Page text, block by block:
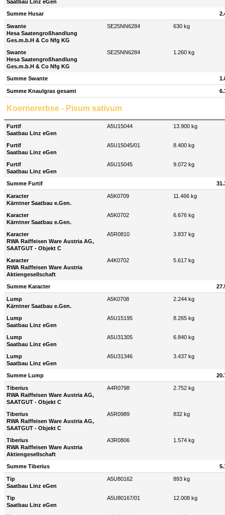
Saatbau Linz eGen
Summe Husar
Swante
Hesa Saatengroßhandlung
Ges.m.b.H & Co Nfg KG
SE25NN6284 630 kg
Swante
Hesa Saatengroßhandlung
Ges.m.b.H & Co Nfg KG
SE25NN6284 1.260 kg
Summe Swante
Summe Knaulgras gesamt
Koernererbse - Pisum sativum
Furtif
Saatbau Linz eGen
A5U15044 13.900 kg
Furtif
Saatbau Linz eGen
A5U15045/01 8.400 kg
Furtif
Saatbau Linz eGen
A5U15045 9.072 kg
Summe Furtif
Karacter
Kärntner Saatbau e.Gen.
A5K0709 11.466 kg
Karacter
Kärntner Saatbau e.Gen.
A5K0702 6.676 kg
Karacter
RWA Raiffeisen Ware Austria AG,
SAATGUT - Objekt C
A5R0810 3.837 kg
Karacter
RWA Raiffeisen Ware Austria
Aktiengesellschaft
A4K0702 5.617 kg
Summe Karacter
Lump
Kärntner Saatbau e.Gen.
A5K0708 2.244 kg
Lump
Saatbau Linz eGen
A5U15195 8.265 kg
Lump
Saatbau Linz eGen
A5U31305 6.840 kg
Lump
Saatbau Linz eGen
A5U31346 3.437 kg
Summe Lump
Tiberius
RWA Raiffeisen Ware Austria AG,
SAATGUT - Objekt C
A4R0798 2.752 kg
Tiberius
RWA Raiffeisen Ware Austria AG,
SAATGUT - Objekt C
A5R0989 832 kg
Tiberius
RWA Raiffeisen Ware Austria
Aktiengesellschaft
A3R0806 1.574 kg
Summe Tiberius
Tip
Saatbau Linz eGen
A5U80162 893 kg
Tip
Saatbau Linz eGen
A5U80167/01 12.008 kg